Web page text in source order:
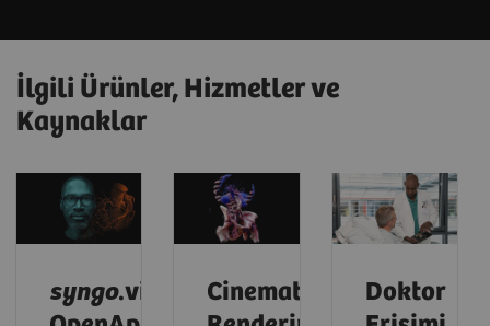
İlgili Ürünler, Hizmetler ve
Kaynaklar
syngo.via
Cinematic
Doktor